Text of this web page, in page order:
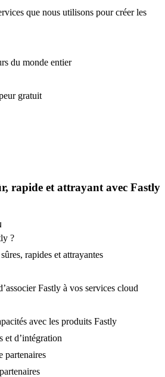
que nous utilisons pour créer les
du monde entier
gratuit
rapide et attrayant avec Fastly
?
rapides et attrayantes
Fastly à vos services cloud
avec les produits Fastly
et d’intégration
partenaires